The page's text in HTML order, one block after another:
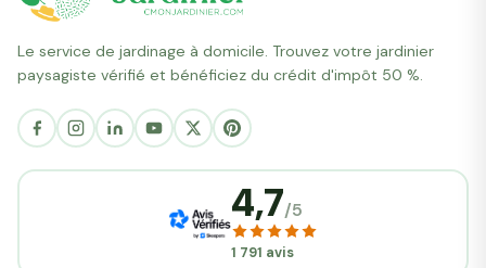
Le service de jardinage à domicile. Trouvez votre jardinier
paysagiste vérifié et bénéficiez du crédit d'impôt 50 %.
4,7/5
1 791 avis